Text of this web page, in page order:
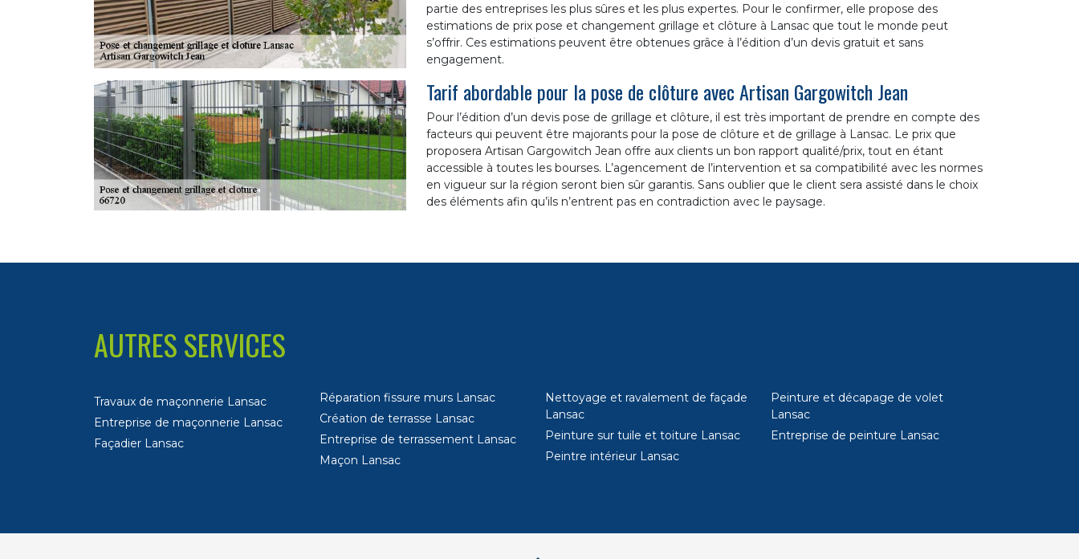
partie des entreprises les plus sûres et les plus expertes. Pour le confirmer, elle propose des
estimations de prix pose et changement grillage et clôture à Lansac que tout le monde peut
s’offrir. Ces estimations peuvent être obtenues grâce à l’édition d’un devis gratuit et sans
engagement.
Tarif abordable pour la pose de clôture avec Artisan Gargowitch Jean
Pour l’édition d’un devis pose de grillage et clôture, il est très important de prendre en compte des
facteurs qui peuvent être majorants pour la pose de clôture et de grillage à Lansac. Le prix que
proposera Artisan Gargowitch Jean offre aux clients un bon rapport qualité/prix, tout en étant
accessible à toutes les bourses. L’agencement de l’intervention et sa compatibilité avec les normes
en vigueur sur la région seront bien sûr garantis. Sans oublier que le client sera assisté dans le choix
des éléments afin qu’ils n’entrent pas en contradiction avec le paysage.
AUTRES SERVICES
Travaux de maçonnerie Lansac
Entreprise de maçonnerie Lansac
Façadier Lansac
Réparation fissure murs Lansac
Création de terrasse Lansac
Entreprise de terrassement Lansac
Maçon Lansac
Nettoyage et ravalement de façade
Lansac
Peinture sur tuile et toiture Lansac
Peintre intérieur Lansac
Peinture et décapage de volet
Lansac
Entreprise de peinture Lansac